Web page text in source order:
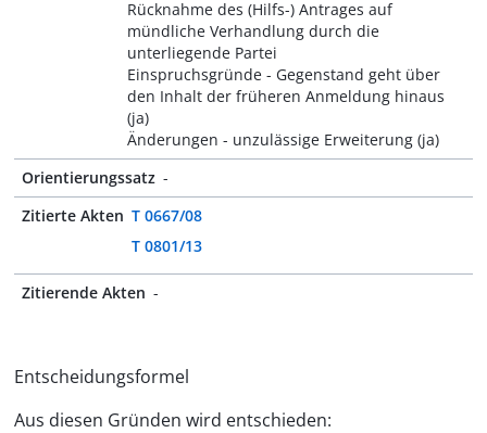
Rücknahme des (Hilfs-) Antrages auf
mündliche Verhandlung durch die
unterliegende Partei
Einspruchsgründe - Gegenstand geht über
den Inhalt der früheren Anmeldung hinaus
(ja)
Änderungen - unzulässige Erweiterung (ja)
Orientierungssatz -
Zitierte Akten T 0667/08
T 0801/13
Zitierende Akten -
Entscheidungsformel
Aus diesen Gründen wird entschieden: